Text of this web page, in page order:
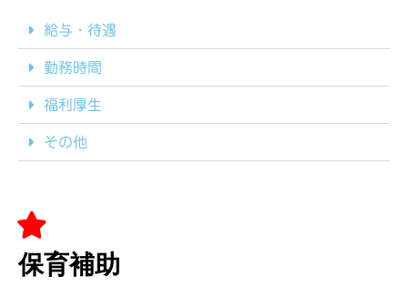
給与・待遇
勤務時間
福利厚生
その他
保育補助